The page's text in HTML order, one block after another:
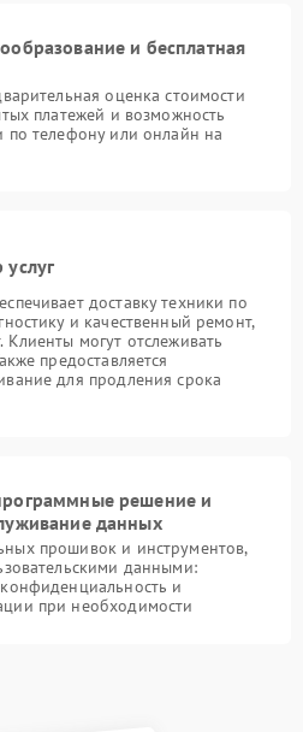
и бесплатная
оценка стоимости
платежей и возможность
по телефону или онлайн на
доставку техники по
и качественный ремонт,
могут отслеживать
предоставляется
для продления срока
решение и
данных
прошивок и инструментов,
данными:
и
при необходимости